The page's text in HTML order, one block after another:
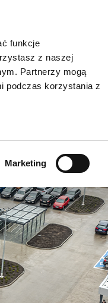
funkcje
z naszej
Partnerzy mogą
podczas korzystania z
Marketing